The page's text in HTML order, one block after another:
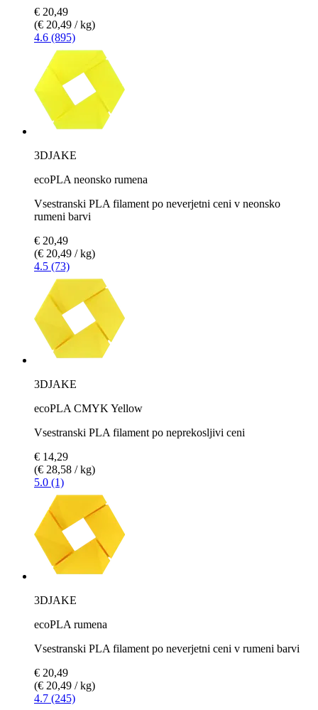
€ 20,49
(€ 20,49 / kg)
4.6 (895)
3DJAKE
ecoPLA neonsko rumena
Vsestranski PLA filament po neverjetni ceni v neonsko
rumeni barvi
€ 20,49
(€ 20,49 / kg)
4.5 (73)
3DJAKE
ecoPLA CMYK Yellow
Vsestranski PLA filament po neprekosljivi ceni
€ 14,29
(€ 28,58 / kg)
5.0 (1)
3DJAKE
ecoPLA rumena
Vsestranski PLA filament po neverjetni ceni v rumeni barvi
€ 20,49
(€ 20,49 / kg)
4.7 (245)